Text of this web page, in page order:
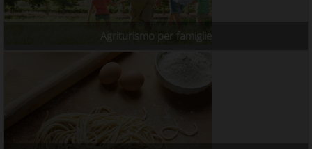
Agriturismo per famiglie